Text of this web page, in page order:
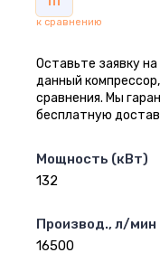
к сравнению
Оставьте заявку
данный
сравнения. Мы
бесплатную
Мощность (кВт)
132
Производ., л/мин
16500